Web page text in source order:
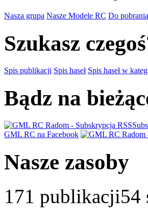
Nasza grupa Nasze Modele RC Do pobrania
Szukasz
Spis publikacji Spis haseł Spis haseł w
Bądz na
GML RC na Facebook
Nasze zasoby
171 publikacji54